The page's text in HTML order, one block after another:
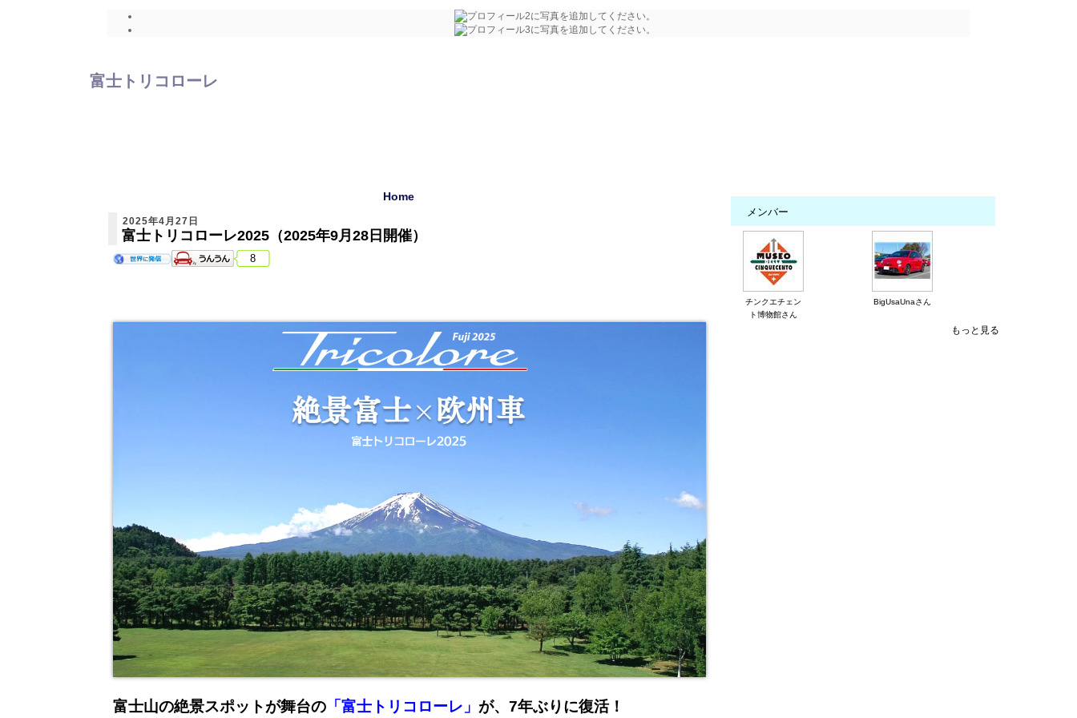
富士トリコローレ
Home
2025年4月27日
富士トリコローレ2025（2025年9月28日開催）
8
富士山の絶景スポットが舞台の「富士トリコローレ」 が、7年ぶりに復活！
メンバー
チンクエチェン
ト博物館さん
BigUsaUnaさん
もっと見る